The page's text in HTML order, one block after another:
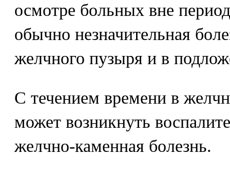
осмотре больных вне
обычно незначительная
желчного пузыря и в
С течением времени в
может возникнуть
желчно-каменная болезнь.